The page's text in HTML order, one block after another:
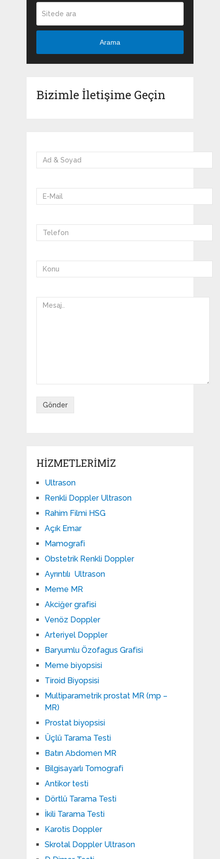
Arama
Bizimle İletişime Geçin
HIZMETLERIMIZ
Ultrason
Renkli Doppler Ultrason
Rahim Filmi HSG
Açık Emar
Mamografi
Obstetrik Renkli Doppler
Ayrıntılı Ultrason
Meme MR
Akciğer grafisi
Venöz Doppler
Arteriyel Doppler
Baryumlu Özofagus Grafisi
Meme biyopsisi
Tiroid Biyopsisi
Multiparametrik prostat MR (mp –
MR)
Prostat biyopsisi
Üçlü Tarama Testi
Batın Abdomen MR
Bilgisayarlı Tomografi
Antikor testi
Dörtlü Tarama Testi
İkili Tarama Testi
Karotis Doppler
Skrotal Doppler Ultrason​